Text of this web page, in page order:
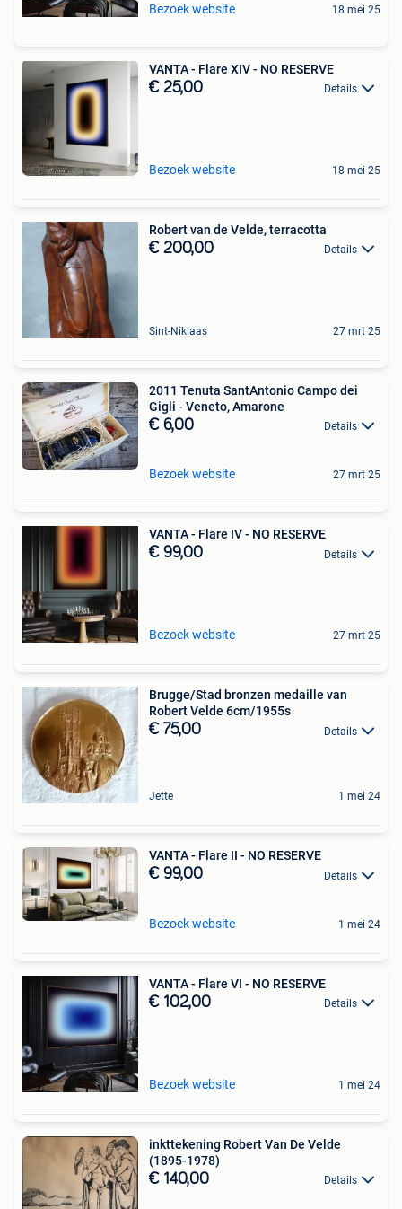
Bezoek website 18 mei 25
VANTA - Flare XIV - NO RESERVE
€ 25,00 Details
Bezoek website 18 mei 25
Robert van de Velde, terracotta
€ 200,00 Details
Sint-Niklaas 27 mrt 25
2011 Tenuta SantAntonio Campo dei
Gigli - Veneto, Amarone
€ 6,00 Details
Bezoek website 27 mrt 25
VANTA - Flare IV - NO RESERVE
€ 99,00 Details
Bezoek website 27 mrt 25
Brugge/Stad bronzen medaille van
Robert Velde 6cm/1955s
€ 75,00 Details
Jette 1 mei 24
VANTA - Flare II - NO RESERVE
€ 99,00 Details
Bezoek website 1 mei 24
VANTA - Flare VI - NO RESERVE
€ 102,00 Details
Bezoek website 1 mei 24
inkttekening Robert Van De Velde
(1895-1978)
€ 140,00 Details